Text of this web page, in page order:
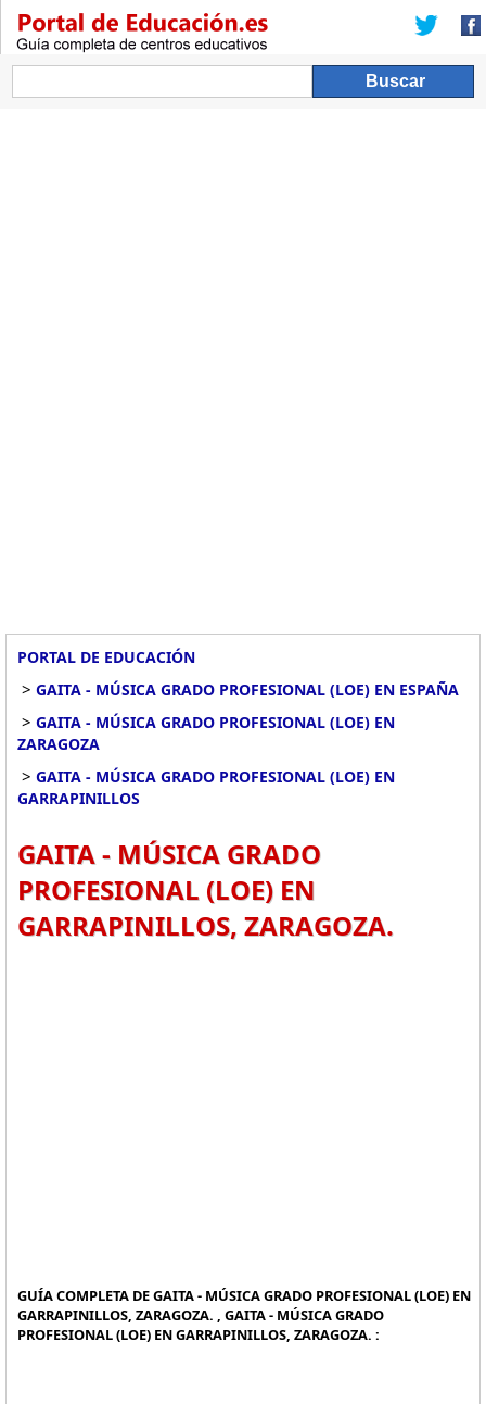
PORTAL DE EDUCACIÓN
> GAITA - MÚSICA GRADO PROFESIONAL (LOE) EN ESPAÑA
> GAITA - MÚSICA GRADO PROFESIONAL (LOE) EN
ZARAGOZA
> GAITA - MÚSICA GRADO PROFESIONAL (LOE) EN
GARRAPINILLOS
GAITA - MÚSICA GRADO
PROFESIONAL (LOE) EN
GARRAPINILLOS, ZARAGOZA.
GUÍA COMPLETA DE GAITA - MÚSICA GRADO PROFESIONAL (LOE) EN
GARRAPINILLOS, ZARAGOZA. , GAITA - MÚSICA GRADO
PROFESIONAL (LOE) EN GARRAPINILLOS, ZARAGOZA. :